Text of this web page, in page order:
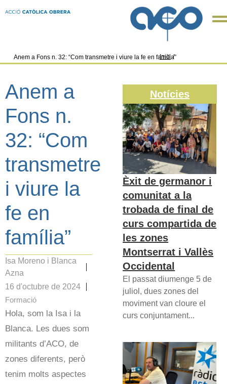
Inici /
Anem a Fons n. 32: “Com transmetre i viure la fe en família”
Anem a
Fons n.
32: “Com
transmetre
i viure la
fe en
família”
Isa Moreno i Blanca
Azna
16 d'octubre de 2024
Formació
Hola, som la Isa i la
Blanca. Les dues som
militants d’ACO, de
zones diferents, però
tenim molts aspectes
Notícies
Èxit de germanor i
comunitat a la
trobada de final de
curs compartida de
les zones
Montserrat i Vallès
Occidental
El passat diumenge 5 de
juliol, dues zones del
moviment van cloure el
curs conjuntament...